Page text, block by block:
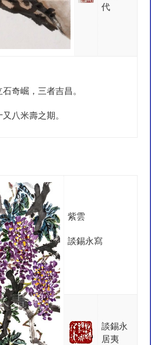
代
奇崛，三者吉昌。
八米壽之期。
紫雲
談錫永寫
談錫永
居夷